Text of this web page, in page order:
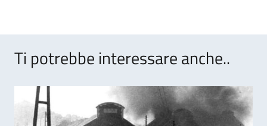
Ti potrebbe interessare anche..